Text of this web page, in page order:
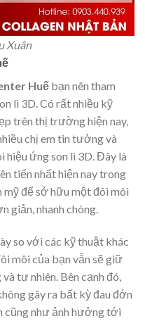
Xuân
Huế bạn nên tham
lì 3D. Có rất nhiều kỹ
trên thị trường hiện nay,
chị em tin tưởng và
hiệu ứng son lì 3D. Đây là
tiến nhất hiện nay trong
mỹ để sở hữu một đôi môi
giản, nhanh chóng.
so với các kỹ thuật khác
môi của bạn vẫn sẽ giữ
tự nhiên. Bên cạnh đó,
gây ra bất kỳ đau đớn
cũng như ảnh hưởng tới